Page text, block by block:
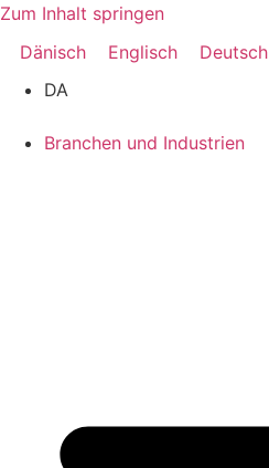
Zum Inhalt springen
Dänisch
Englisch Deutsch
DA
Branchen und Industrien